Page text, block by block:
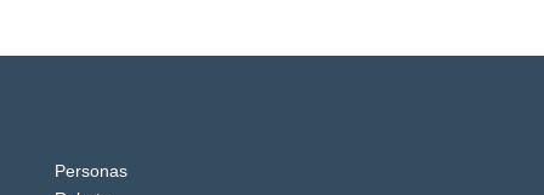
Personas